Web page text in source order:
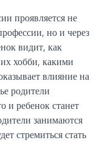
проявляется не
но и через
видит, как
хобби, какими
влияние на
родители
и ребенок станет
занимаются
стремиться стать